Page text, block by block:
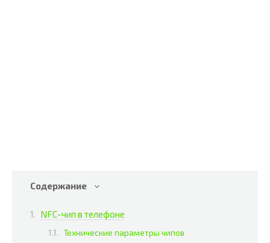
Содержание
NFC-чип в телефоне
Технические параметры чипов